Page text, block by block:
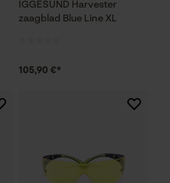
IGGESUND Harvester
zaagblad Blue Line XL
105,90 €*